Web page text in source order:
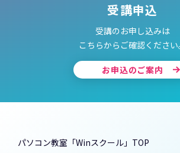
受講申込
受講のお申し込みは
こちらからご確認ください
お申込のご案内
パソコン教室「Winスクール」TOP